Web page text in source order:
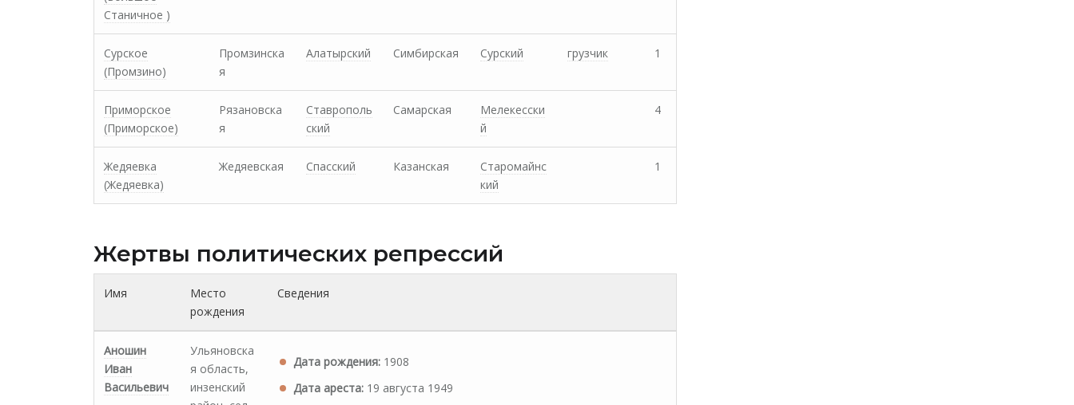
Станичное )
Сурское
(Промзино)
Промзинска
я
Алатырский Симбирская Сурский грузчик 1
Приморское
(Приморское)
Рязановска
я
Ставрополь
ский
Самарская
Мелекесски
й
4
Жедяевка
(Жедяевка)
Жедяевская Спасский Казанская
Старомайнс
кий
1
Жертвы политических репрессий
Имя
Место
рождения
Сведения
Аношин
Иван
Васильевич
Ульяновска
я область,
инзенский
Дата рождения: 1908
Дата ареста: 19 августа 1949